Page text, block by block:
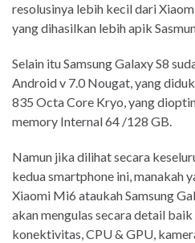
resolusinya lebih kecil dari
yang dihasilkan lebih apik
Selain itu Samsung Galaxy S8
Android v 7.0 Nougat, yang
835 Octa Core Kryo, yang
memory Internal 64 /128 GB.
Namun jika dilihat secara
kedua smartphone ini, manakah
Xiaomi Mi6 ataukah Samsung
akan mengulas secara detail baik
konektivitas, CPU & GPU,